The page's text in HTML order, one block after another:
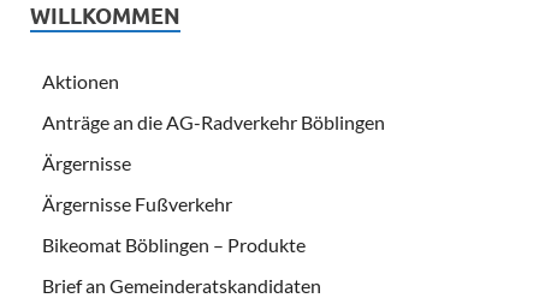
WILLKOMMEN
Aktionen
Anträge an die AG-Radverkehr Böblingen
Ärgernisse
Ärgernisse Fußverkehr
Bikeomat Böblingen – Produkte
Brief an Gemeinderatskandidaten